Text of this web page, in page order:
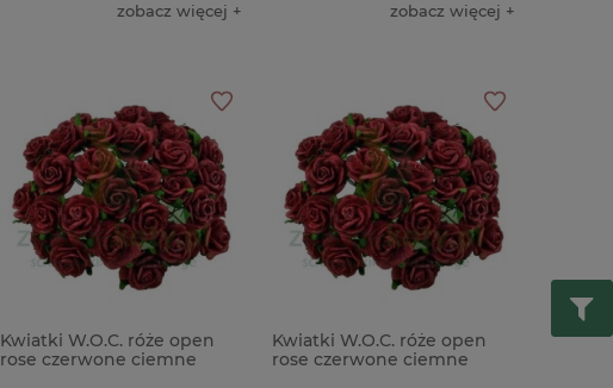
zobacz więcej zobacz więcej
Kwiatki W.O.C. róże open
rose czerwone ciemne
Kwiatki W.O.C. róże open
rose czerwone ciemne